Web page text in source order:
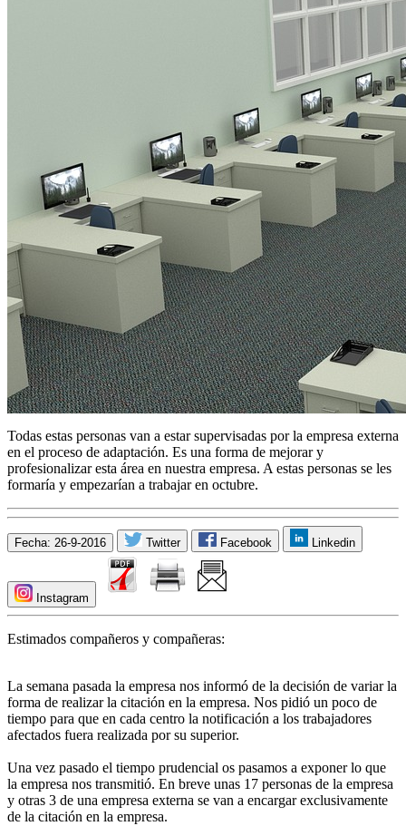
Todas estas personas van a estar supervisadas por la empresa externa
en el proceso de adaptación. Es una forma de mejorar y
profesionalizar esta área en nuestra empresa. A estas personas se les
formaría y empezarían a trabajar en octubre.
Fecha: 26-9-2016 Twitter Facebook Linkedin
Instagram
Estimados compañeros y compañeras:
La semana pasada la empresa nos informó de la decisión de variar la
forma de realizar la citación en la empresa. Nos pidió un poco de
tiempo para que en cada centro la notificación a los trabajadores
afectados fuera realizada por su superior.
Una vez pasado el tiempo prudencial os pasamos a exponer lo que
la empresa nos transmitió. En breve unas 17 personas de la empresa
y otras 3 de una empresa externa se van a encargar exclusivamente
de la citación en la empresa.